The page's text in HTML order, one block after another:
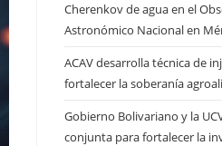
Cherenkov de agua en el
Astronómico Nacional en
ACAV desarrolla técnica de
fortalecer la soberanía
Gobierno Bolivariano y la
conjunta para fortalecer la